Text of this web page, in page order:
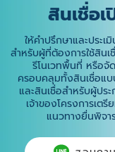
สินเชื่อ
ให้คำปรึกษาและประ
สำหรับผู้ที่ต้องการใช้สิน
รีโนเวทพื้นที่ หรือ
ครอบคลุมทั้งสินเชื่อแ
และสินเชื่อสำหรับผู้ปร
เจ้าของโครงการเต
แนวทางยื่นพิจา